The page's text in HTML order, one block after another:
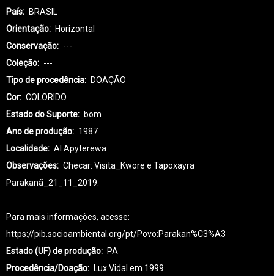
País
BRASIL
Orientação
Horizontal
Conservação
---
Coleção
---
Tipo de procedência
DOAÇÃO
Cor
COLORIDO
Estado do Suporte
bom
Ano de produção
1987
Localidade
AI Apyterewa
Observações
Checar: Visita_Kwore e Tapoxayra
Parakanã_21_11_2019.
Para mais informações, acesse:
https://pib.socioambiental.org/pt/Povo:Parakan%C3%A3
Estado (UF) de produção
PA
Procedência/Doação
Lux Vidal em 1999